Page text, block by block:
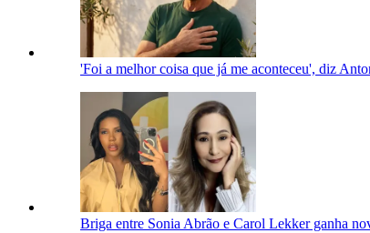
'Foi a melhor coisa que já me aconteceu', diz
Briga entre Sonia Abrão e Carol Lekker ganha